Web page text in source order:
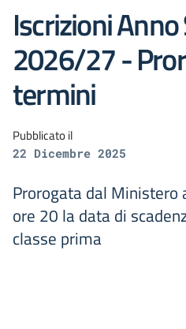
Iscrizioni
2026/27 -
termini
Pubblicato il
22 Dicembre 2025
Prorogata dal
ore 20 la data di
classe prima